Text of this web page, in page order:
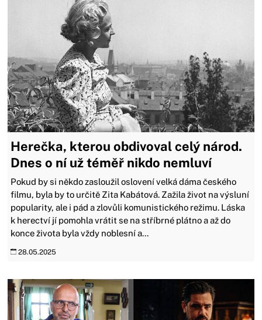
Herečka, kterou obdivoval celý národ.
Dnes o ní už téměř nikdo nemluví
Pokud by si někdo zasloužil oslovení velká dáma českého
filmu, byla by to určitě Zita Kabátová. Zažila život na výsluní
popularity, ale i pád a zlovůli komunistického režimu. Láska
k herectví jí pomohla vrátit se na stříbrné plátno a až do
konce života byla vždy noblesní a...
28.05.2025